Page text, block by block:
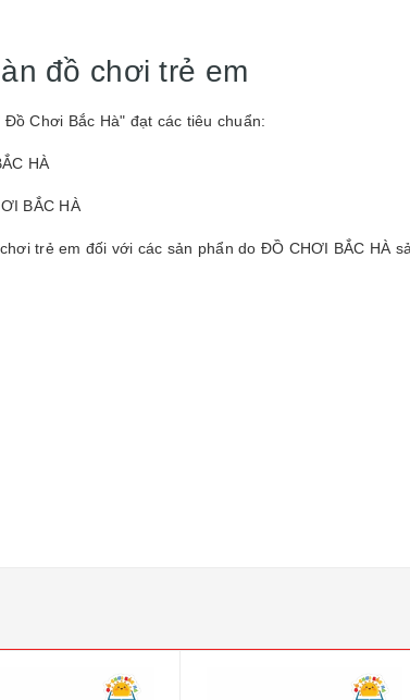
đồ chơi trẻ em
Chơi Bắc Hà" đạt các tiêu chuẩn:
HÀ
BẮC HÀ
trẻ em đối với các sản phẩn do ĐỒ CHƠI BẮC HÀ